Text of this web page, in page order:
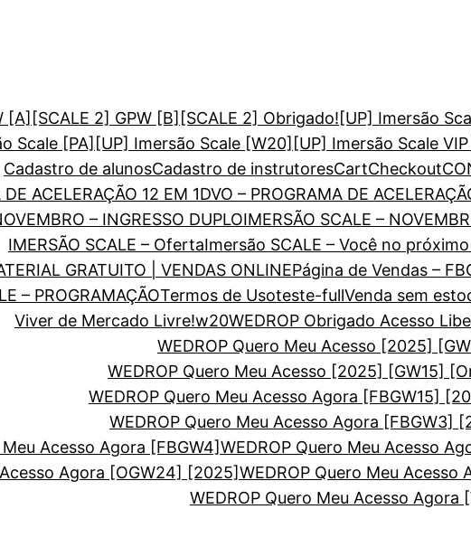
[A] [SCALE 2] GPW [B] [SCALE 2] Obrigado![UP] Imersão
Scale [PA] [UP] Imersão Scale [W20] [UP] Imersão Scale VIP
Cadastro de alunosCadastro de instrutoresCartCheckout
ACELERAÇÃO 12 EM 1DVO – PROGRAMA DE
– INGRESSO DUPLOIMERSÃO SCALE –
IMERSÃO SCALE – OfertaImersão SCALE – Você no
GRATUITO | VENDAS ONLINEPágina de Vendas –
– PROGRAMAÇÃOTermos de Usoteste-fullVenda sem
Viver de Mercado Livre!w20WEDROP Obrigado Acesso
WEDROP Quero Meu Acesso [2025]
WEDROP Quero Meu Acesso [2025] [GW15]
WEDROP Quero Meu Acesso Agora [FBGW15]
WEDROP Quero Meu Acesso Agora [FBGW3]
Acesso Agora [FBGW4]WEDROP Quero Meu Acesso
Agora [OGW24] [2025]WEDROP Quero Meu Acesso
WEDROP Quero Meu Acesso Agora